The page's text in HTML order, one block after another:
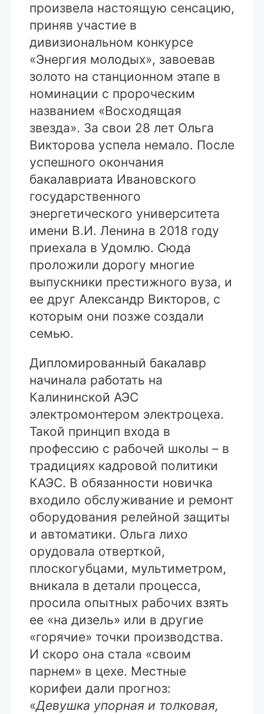
произвела настоящую сенсацию,
приняв участие в
дивизиональном конкурсе
«Энергия молодых», завоевав
золото на станционном этапе в
номинации с пророческим
названием «Восходящая
звезда». За свои 28 лет Ольга
Викторова успела немало. После
успешного окончания
бакалавриата Ивановского
государственного
энергетического университета
имени В.И. Ленина в 2018 году
приехала в Удомлю. Сюда
проложили дорогу многие
выпускники престижного вуза, и
ее друг Александр Викторов, с
которым они позже создали
семью.
Дипломированный бакалавр
начинала работать на
Калининской АЭС
электромонтером электроцеха.
Такой принцип входа в
профессию с рабочей школы – в
традициях кадровой политики
КАЭС. В обязанности новичка
входило обслуживание и ремонт
оборудования релейной защиты
и автоматики. Ольга лихо
орудовала отверткой,
плоскогубцами, мультиметром,
вникала в детали процесса,
просила опытных рабочих взять
ее «на дизель» или в другие
«горячие» точки производства.
И скоро она стала «своим
парнем» в цехе. Местные
корифеи дали прогноз:
«Девушка упорная и толковая,